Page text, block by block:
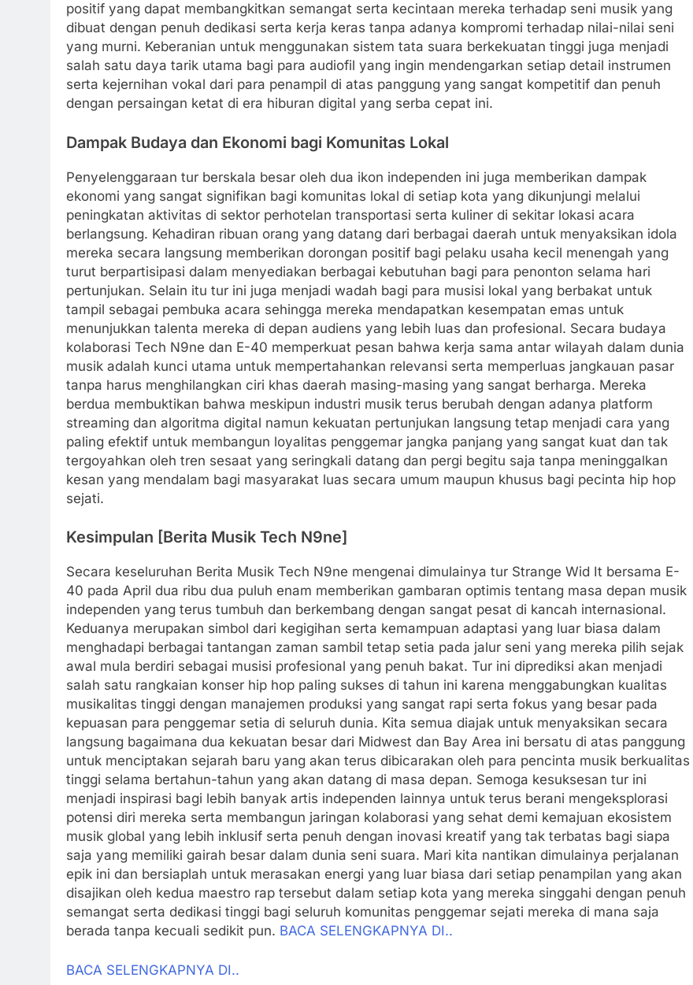
positif yang dapat membangkitkan semangat serta kecintaan mereka terhadap seni musik yang
dibuat dengan penuh dedikasi serta kerja keras tanpa adanya kompromi terhadap nilai-nilai seni
yang murni. Keberanian untuk menggunakan sistem tata suara berkekuatan tinggi juga menjadi
salah satu daya tarik utama bagi para audiofil yang ingin mendengarkan setiap detail instrumen
serta kejernihan vokal dari para penampil di atas panggung yang sangat kompetitif dan penuh
dengan persaingan ketat di era hiburan digital yang serba cepat ini.
Dampak Budaya dan Ekonomi bagi Komunitas Lokal
Penyelenggaraan tur berskala besar oleh dua ikon independen ini juga memberikan dampak
ekonomi yang sangat signifikan bagi komunitas lokal di setiap kota yang dikunjungi melalui
peningkatan aktivitas di sektor perhotelan transportasi serta kuliner di sekitar lokasi acara
berlangsung. Kehadiran ribuan orang yang datang dari berbagai daerah untuk menyaksikan idola
mereka secara langsung memberikan dorongan positif bagi pelaku usaha kecil menengah yang
turut berpartisipasi dalam menyediakan berbagai kebutuhan bagi para penonton selama hari
pertunjukan. Selain itu tur ini juga menjadi wadah bagi para musisi lokal yang berbakat untuk
tampil sebagai pembuka acara sehingga mereka mendapatkan kesempatan emas untuk
menunjukkan talenta mereka di depan audiens yang lebih luas dan profesional. Secara budaya
kolaborasi Tech N9ne dan E-40 memperkuat pesan bahwa kerja sama antar wilayah dalam dunia
musik adalah kunci utama untuk mempertahankan relevansi serta memperluas jangkauan pasar
tanpa harus menghilangkan ciri khas daerah masing-masing yang sangat berharga. Mereka
berdua membuktikan bahwa meskipun industri musik terus berubah dengan adanya platform
streaming dan algoritma digital namun kekuatan pertunjukan langsung tetap menjadi cara yang
paling efektif untuk membangun loyalitas penggemar jangka panjang yang sangat kuat dan tak
tergoyahkan oleh tren sesaat yang seringkali datang dan pergi begitu saja tanpa meninggalkan
kesan yang mendalam bagi masyarakat luas secara umum maupun khusus bagi pecinta hip hop
sejati.
Kesimpulan [Berita Musik Tech N9ne]
Secara keseluruhan Berita Musik Tech N9ne mengenai dimulainya tur Strange Wid It bersama E-
40 pada April dua ribu dua puluh enam memberikan gambaran optimis tentang masa depan musik
independen yang terus tumbuh dan berkembang dengan sangat pesat di kancah internasional.
Keduanya merupakan simbol dari kegigihan serta kemampuan adaptasi yang luar biasa dalam
menghadapi berbagai tantangan zaman sambil tetap setia pada jalur seni yang mereka pilih sejak
awal mula berdiri sebagai musisi profesional yang penuh bakat. Tur ini diprediksi akan menjadi
salah satu rangkaian konser hip hop paling sukses di tahun ini karena menggabungkan kualitas
musikalitas tinggi dengan manajemen produksi yang sangat rapi serta fokus yang besar pada
kepuasan para penggemar setia di seluruh dunia. Kita semua diajak untuk menyaksikan secara
langsung bagaimana dua kekuatan besar dari Midwest dan Bay Area ini bersatu di atas panggung
untuk menciptakan sejarah baru yang akan terus dibicarakan oleh para pencinta musik berkualitas
tinggi selama bertahun-tahun yang akan datang di masa depan. Semoga kesuksesan tur ini
menjadi inspirasi bagi lebih banyak artis independen lainnya untuk terus berani mengeksplorasi
potensi diri mereka serta membangun jaringan kolaborasi yang sehat demi kemajuan ekosistem
musik global yang lebih inklusif serta penuh dengan inovasi kreatif yang tak terbatas bagi siapa
saja yang memiliki gairah besar dalam dunia seni suara. Mari kita nantikan dimulainya perjalanan
epik ini dan bersiaplah untuk merasakan energi yang luar biasa dari setiap penampilan yang akan
disajikan oleh kedua maestro rap tersebut dalam setiap kota yang mereka singgahi dengan penuh
semangat serta dedikasi tinggi bagi seluruh komunitas penggemar sejati mereka di mana saja
berada tanpa kecuali sedikit pun. BACA SELENGKAPNYA DI..
BACA SELENGKAPNYA DI..